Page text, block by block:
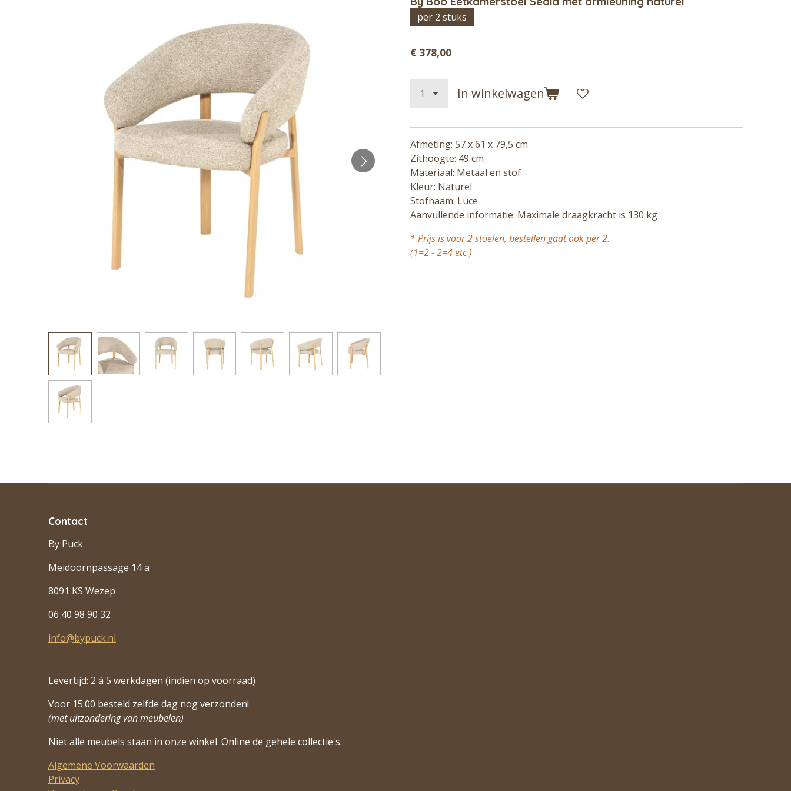
per 2 stuks
€ 378,00
In winkelwagen
Afmeting: 57 x 61 x 79,5 cm
Zithoogte: 49 cm
Materiaal: Metaal en stof
Kleur: Naturel
Stofnaam: Luce
Aanvullende informatie: Maximale draagkracht is 130 kg
* Prijs is voor 2 stoelen, bestellen gaat ook per 2.
(1=2 - 2=4 etc )
Contact
By Puck
Meidoornpassage 14 a
8091 KS Wezep
06 40 98 90 32
info@bypuck.nl
Levertijd: 2 á 5 werkdagen (indien op voorraad)
Voor 15:00 besteld zelfde dag nog verzonden!
(met uitzondering van meubelen)
Niet alle meubels staan in onze winkel. Online de gehele collectie's.
Algemene Voorwaarden
Privacy